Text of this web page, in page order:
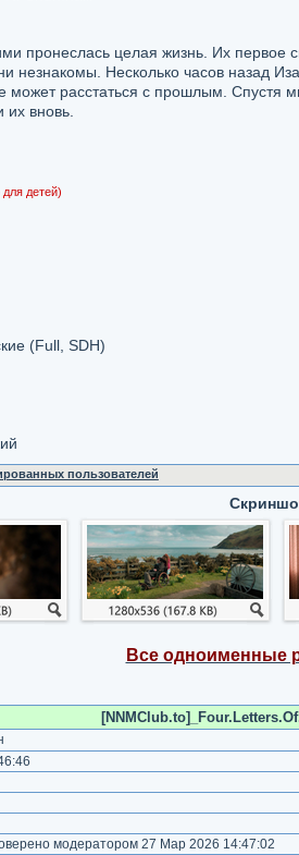
пронеслась целая жизнь. Их первое
незнакомы. Несколько часов назад
может расстаться с прошлым. Спустя
их вновь.
детей)
(Full, SDH)
пользователей
Все одноименные
модератором 27 Мар 2026 14:47:02